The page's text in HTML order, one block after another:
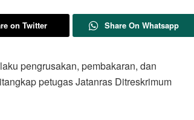
on Twitter Share On Whatsapp
pengrusakan, pembakaran, dan
petugas Jatanras Ditreskrimum